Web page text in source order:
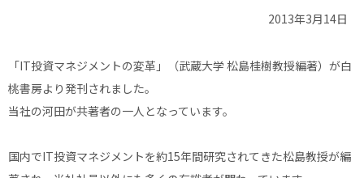
2013年3月14日
「IT投資マネジメントの変革」（武蔵大学 松島桂樹教授編著）が白
桃書房より発刊されました。
当社の河田が共著者の一人となっています。
国内でIT投資マネジメントを約15年間研究されてきた松島教授が編